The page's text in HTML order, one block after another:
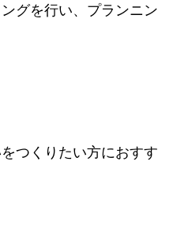
グを行い、プランニン
つくりたい方におすす